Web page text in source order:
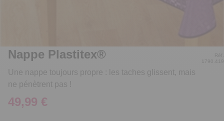
Nappe Plastitex®
Une nappe toujours propre : les taches glissent, mais
ne pénètrent pas !
Réf.
1790.419
49,99 €